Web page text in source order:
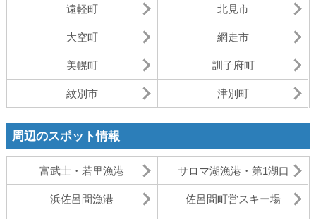
遠軽町 北見市
大空町 網走市
美幌町 訓子府町
紋別市 津別町
周辺のスポット情報
富武士・若里漁港 サロマ湖漁港・第1湖口
浜佐呂間漁港 佐呂間町営スキー場